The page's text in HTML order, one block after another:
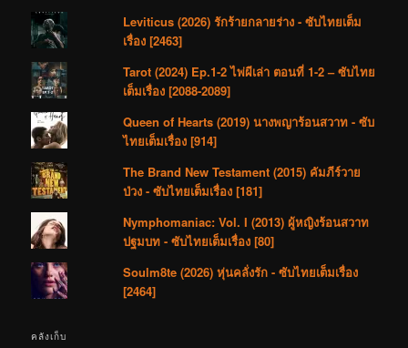
Leviticus (2026) รักร้ายกลายร่าง - ซับไทยเต็ม
เรื่อง [2463]
Tarot (2024) Ep.1-2 ไพ่ผีเล่า ตอนที่ 1-2 – ซับไทย
เต็มเรื่อง [2088-2089]
Queen of Hearts (2019) นางพญาร้อนสวาท - ซับ
ไทยเต็มเรื่อง [914]
The Brand New Testament (2015) คัมภีร์วาย
ป่วง - ซับไทยเต็มเรื่อง [181]
Nymphomaniac: Vol. I (2013) ผู้หญิงร้อนสวาท
ปฐมบท - ซับไทยเต็มเรื่อง [80]
Soulm8te (2026) หุ่นคลั่งรัก - ซับไทยเต็มเรื่อง
[2464]
คลังเก็บ